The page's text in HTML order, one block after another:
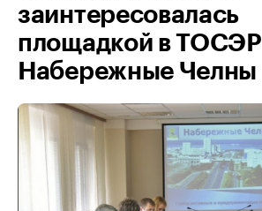
заинтересовалась
площадкой в ТОСЭР
Набережные Челны